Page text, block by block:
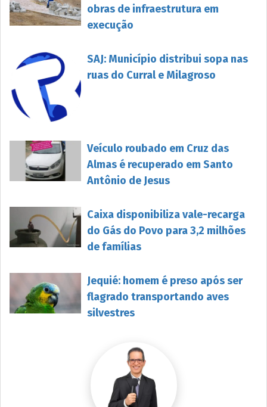
obras de infraestrutura em
execução
SAJ: Município distribui sopa nas
ruas do Curral e Milagroso
Veículo roubado em Cruz das
Almas é recuperado em Santo
Antônio de Jesus
Caixa disponibiliza vale-recarga
do Gás do Povo para 3,2 milhões
de famílias
Jequié: homem é preso após ser
flagrado transportando aves
silvestres